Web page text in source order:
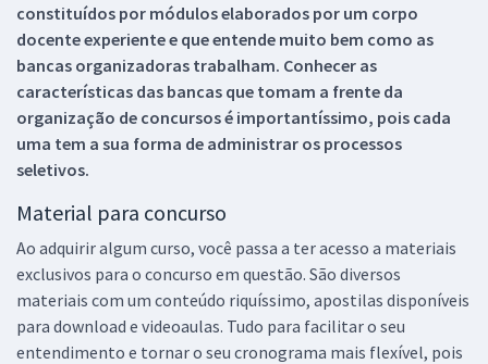
constituídos por módulos elaborados por um corpo
docente experiente e que entende muito bem como as
bancas organizadoras trabalham. Conhecer as
características das bancas que tomam a frente da
organização de concursos é importantíssimo, pois cada
uma tem a sua forma de administrar os processos
seletivos.
Material para concurso
Ao adquirir algum curso, você passa a ter acesso a materiais
exclusivos para o concurso em questão. São diversos
materiais com um conteúdo riquíssimo, apostilas disponíveis
para download e videoaulas. Tudo para facilitar o seu
entendimento e tornar o seu cronograma mais flexível, pois